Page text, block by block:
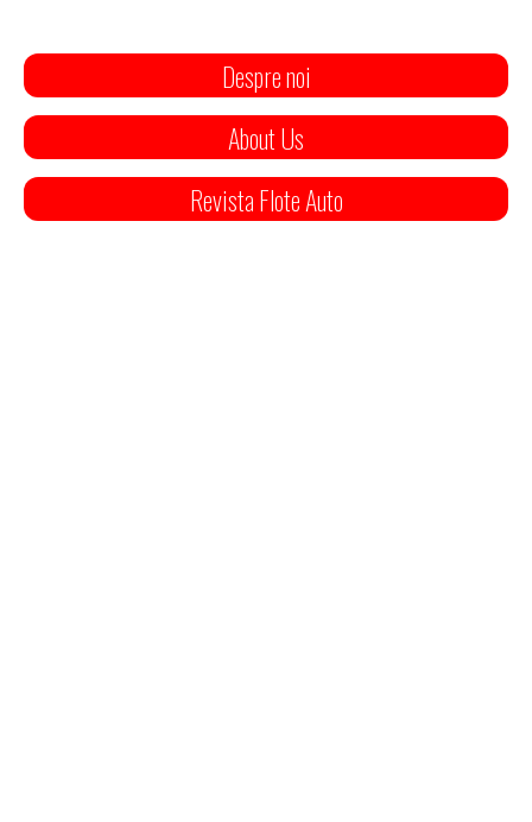
Despre noi
About Us
Revista Flote Auto